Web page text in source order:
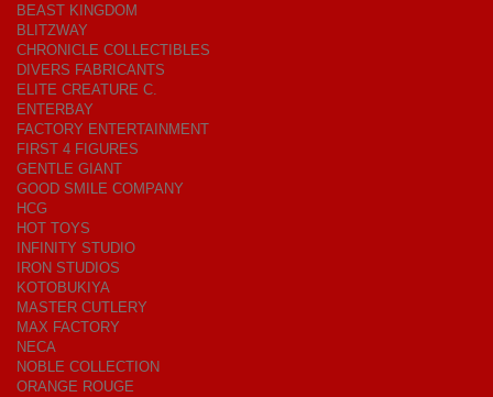
BEAST KINGDOM
BLITZWAY
CHRONICLE COLLECTIBLES
DIVERS FABRICANTS
ELITE CREATURE C.
ENTERBAY
FACTORY ENTERTAINMENT
FIRST 4 FIGURES
GENTLE GIANT
GOOD SMILE COMPANY
HCG
HOT TOYS
INFINITY STUDIO
IRON STUDIOS
KOTOBUKIYA
MASTER CUTLERY
MAX FACTORY
NECA
NOBLE COLLECTION
ORANGE ROUGE